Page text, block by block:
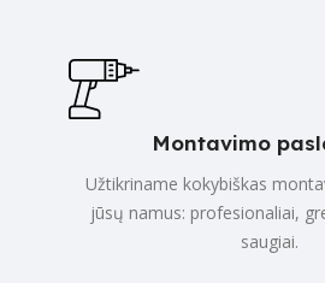
Montavimo
Užtikriname kokybiškas
jūsų namus: profesionaliai,
saugiai.